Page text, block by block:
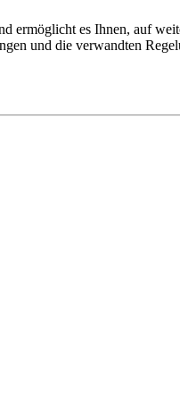
ermöglicht es Ihnen, auf
und die verwandten